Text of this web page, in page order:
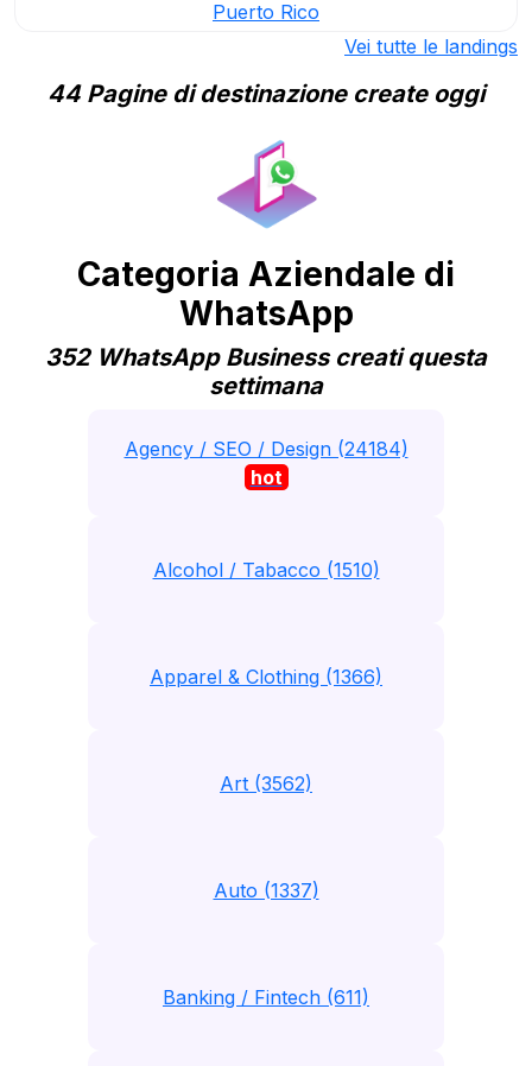
Puerto Rico
Vei tutte le landings
44 Pagine di destinazione create oggi
Categoria Aziendale di
WhatsApp
352 WhatsApp Business creati questa
settimana
Agency / SEO / Design (24184)
hot
Alcohol / Tabacco (1510)
Apparel & Clothing (1366)
Art (3562)
Auto (1337)
Banking / Fintech (611)